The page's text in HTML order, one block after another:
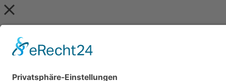
Immer noch auf der Suche nach einer